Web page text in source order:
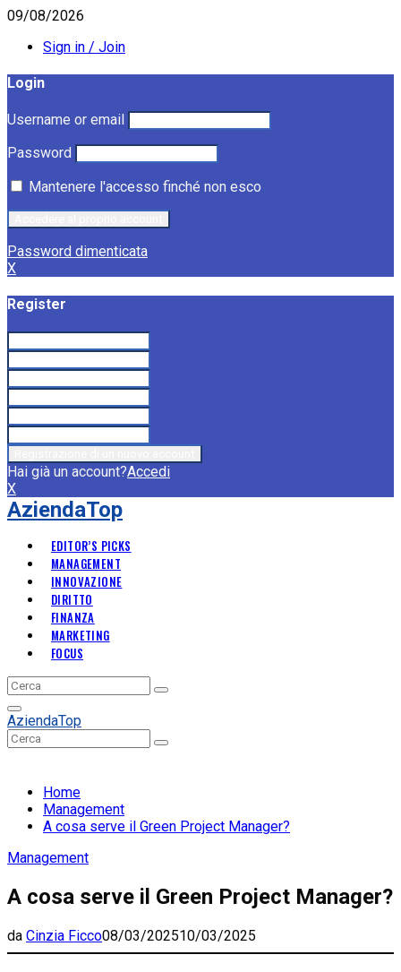
09/08/2026
Sign in / Join
Login
Username or email
Password
Mantenere l'accesso finché non esco
Password dimenticata
X
Register
Hai già un account?Accedi
X
AziendaTop
EDITOR’S PICKS
MANAGEMENT
INNOVAZIONE
DIRITTO
FINANZA
MARKETING
FOCUS
Search
for:
Search
Primary
Menu
AziendaTop
Search
for:
Search
Home
Management
A cosa serve il Green Project Manager?
Management
A cosa serve il Green Project Manager?
da Cinzia Ficco08/03/202510/03/2025